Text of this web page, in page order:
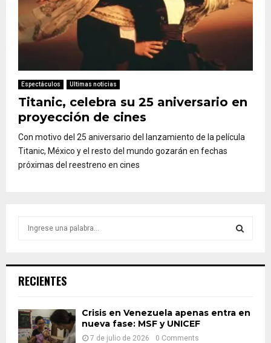
Espectáculos Ultimas noticias
Titanic, celebra su 25 aniversario en
proyección de cines
Con motivo del 25 aniversario del lanzamiento de la película
Titanic, México y el resto del mundo gozarán en fechas
próximas del reestreno en cines
h
o
:
RECIENTES
Crisis en Venezuela apenas entra en
nueva fase: MSF y UNICEF
7 de julio de 2026 0 Comments